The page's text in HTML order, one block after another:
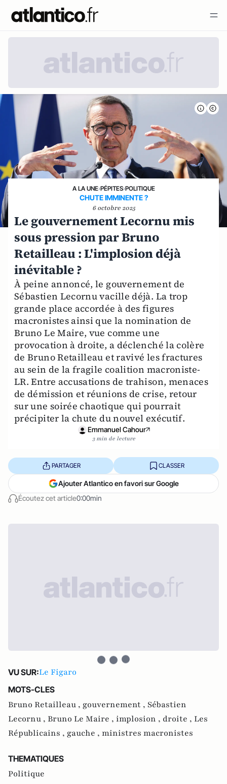
A LA UNE›PÉPITES›POLITIQUE
CHUTE IMMINENTE ?
6 octobre 2025
Le gouvernement Lecornu mis
sous pression par Bruno
Retailleau : L'implosion déjà
inévitable ?
À peine annoncé, le gouvernement de
Sébastien Lecornu vacille déjà. La trop
grande place accordée à des figures
macronistes ainsi que la nomination de
Bruno Le Maire, vue comme une
provocation à droite, a déclenché la colère
de Bruno Retailleau et ravivé les fractures
au sein de la fragile coalition macroniste-
LR. Entre accusations de trahison, menaces
de démission et réunions de crise, retour
sur une soirée chaotique qui pourrait
précipiter la chute du nouvel exécutif.
Emmanuel Cahour
3 min de lecture
Écoutez cet article0:00min
PARTAGER CLASSER
Ajouter Atlantico en favori sur Google
VU SUR:Le Figaro
MOTS-CLES
Bruno Retailleau , gouvernement , Sébastien
Lecornu , Bruno Le Maire , implosion , droite , Les
Républicains , gauche , ministres macronistes
THEMATIQUES
Politique